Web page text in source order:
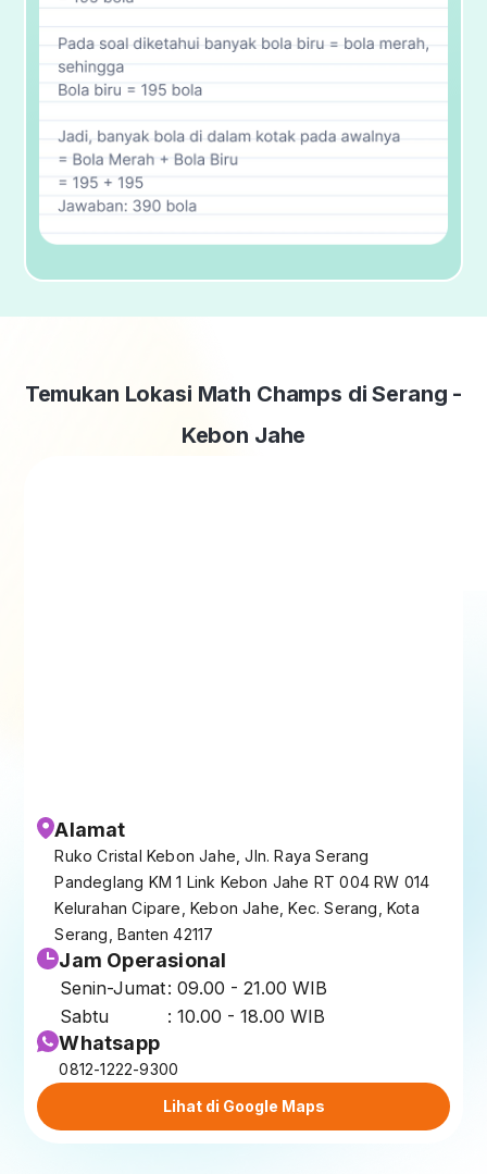
Temukan Lokasi Math Champs di Serang -
Kebon Jahe
Alamat
Ruko Cristal Kebon Jahe, Jln. Raya Serang
Pandeglang KM 1 Link Kebon Jahe RT 004 RW 014
Kelurahan Cipare, Kebon Jahe, Kec. Serang, Kota
Serang, Banten 42117
Jam Operasional
Senin-Jumat: 09.00 - 21.00 WIB
Sabtu
: 10.00 - 18.00 WIB
Whatsapp
0812-1222-9300
Lihat di Google Maps